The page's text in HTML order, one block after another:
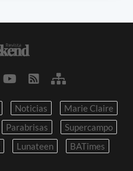
Noticias
Marie Claire
Parabrisas
Supercampo
Lunateen BATimes